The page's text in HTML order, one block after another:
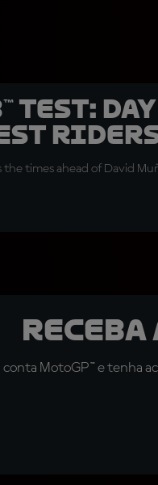
Test:
the times ahead of David
conta MotoGP™ e tenha